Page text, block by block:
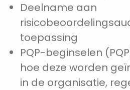
Deelname aan
toepassing
PQP-beginselen
hoe deze worden
in de organisatie,